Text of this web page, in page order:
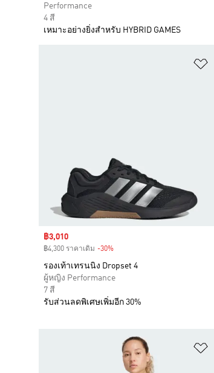
Performance
4 สี
เหมาะอย่างยิ่งสำหรับ HYBRID GAMES
Sale price
฿3,010
฿4,300 ราคาเดิม -30%
รองเท้าเทรนนิง Dropset 4
ผู้หญิง Performance
7 สี
รับส่วนลดพิเศษเพิ่มอีก 30%